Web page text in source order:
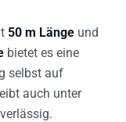
50 m Länge und
bietet es eine
selbst auf
auch unter